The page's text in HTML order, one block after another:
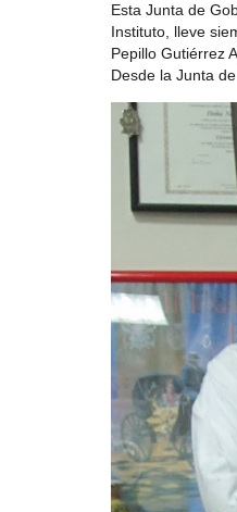
Esta Junta de
Instituto, lleve
Pepillo Gutiérrez
Desde la Junta